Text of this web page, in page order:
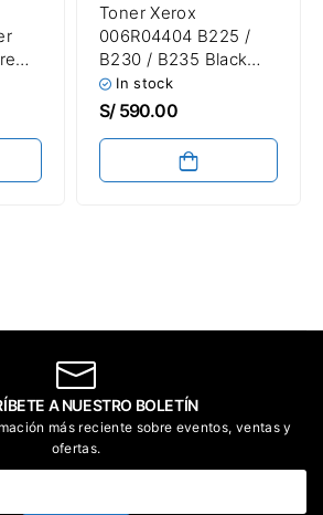
Toner Xerox
006R04404 B225 /
B230 / B235 Black
6,000 Páginas
In stock
S/590.00
A NUESTRO BOLETÍN
más reciente sobre eventos, ventas y
ofertas.